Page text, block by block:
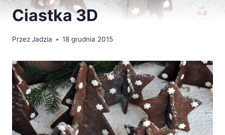
Ciastka 3D
PrzezJadzia 18 grudnia 2015